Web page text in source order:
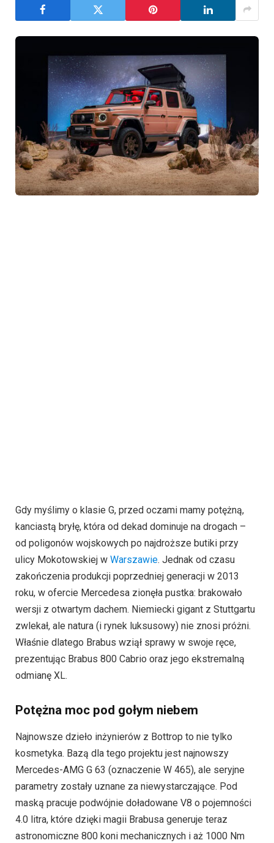
Gdy myślimy o klasie G, przed oczami mamy potężną,
kanciastą bryłę, która od dekad dominuje na drogach –
od poligonów wojskowych po najdroższe butiki przy
ulicy Mokotowskiej w Warszawie. Jednak od czasu
zakończenia produkcji poprzedniej generacji w 2013
roku, w ofercie Mercedesa zionęła pustka: brakowało
wersji z otwartym dachem. Niemiecki gigant z Stuttgartu
zwlekał, ale natura (i rynek luksusowy) nie znosi próżni.
Właśnie dlatego Brabus wziął sprawy w swoje ręce,
prezentując Brabus 800 Cabrio oraz jego ekstremalną
odmianę XL.
Potężna moc pod gołym niebem
Najnowsze dzieło inżynierów z Bottrop to nie tylko
kosmetyka. Bazą dla tego projektu jest najnowszy
Mercedes-AMG G 63 (oznaczenie W 465), ale seryjne
parametry zostały uznane za niewystarczające. Pod
maską pracuje podwójnie doładowane V8 o pojemności
4.0 litra, które dzięki magii Brabusa generuje teraz
astronomiczne 800 koni mechanicznych i aż 1000 Nm